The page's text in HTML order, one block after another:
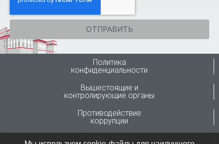
ОТПРАВИТЬ
Политика
конфиденциальности
Вышестоящие и
контролирующие органы
Противодействие
коррупции
Горячая линия